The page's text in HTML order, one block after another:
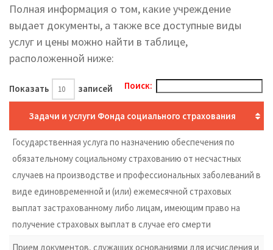
Полная информация о том, какие учреждение
выдает документы, а также все доступные виды
услуг и цены можно найти в таблице,
расположенной ниже:
Показать записей Поиск:
Задачи и услуги Фонда социального страхования
Государственная услуга по назначению обеспечения по
обязательному социальному страхованию от несчастных
случаев на производстве и профессиональных заболеваний в
виде единовременной и (или) ежемесячной страховых
выплат застрахованному либо лицам, имеющим право на
получение страховых выплат в случае его смерти
Прием документов, служащих основаниями для исчисления и